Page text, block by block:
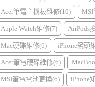
Acer筆電主機板維修(10) MSI
Apple Watch維修(7) AirPods
Mac硬碟維修(6) iPhone鏡頭
Acer筆電硬碟維修(6)
MSI筆電電池更換(6) iPhone